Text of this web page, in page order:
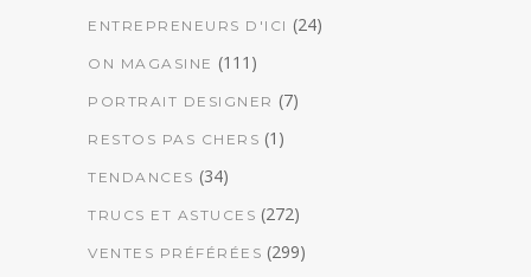
ENTREPRENEURS D'ICI (24)
ON MAGASINE (111)
PORTRAIT DESIGNER (7)
RESTOS PAS CHERS (1)
TENDANCES (34)
TRUCS ET ASTUCES (272)
VENTES PRÉFÉRÉES (299)